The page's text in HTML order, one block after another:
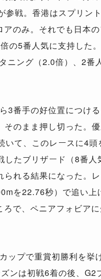
戦。香港はスプリン
のみ。それでも日本
の5番人気に支持した
ニング（2.0倍）、2番
3番手の好位置につけ
のまま押し切った。
て、このレースに4頭
たブリザード（8番人
れる結果になった。
を22.76秒）で追い上
で、ペニアフォビア
ップで重賞初勝利を挙
ンは初戦6着の後、G2